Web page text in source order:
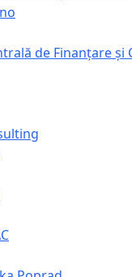
de Finanțare și